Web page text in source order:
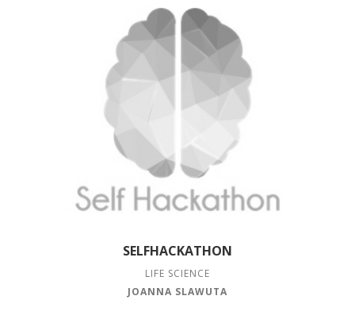
SELFHACKATHON
LIFE SCIENCE
JOANNA SLAWUTA